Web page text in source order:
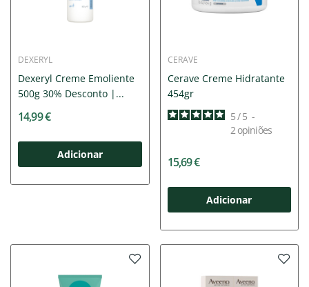
DEXERYL
Dexeryl Creme Emoliente
500g 30% Desconto |...
14,99 €
Adicionar
CERAVE
Cerave Creme Hidratante
454gr
5/ 5 -
2 opiniões
15,69 €
Adicionar